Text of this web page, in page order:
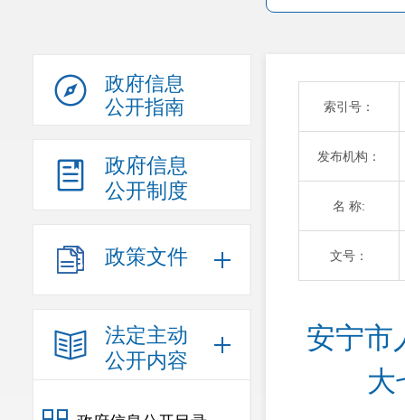
政府信息
公开指南
政府信息
公开制度
政策文件
法定主动
公开内容
索引号：
发布机构：
名 称:
文号：
安宁市
大